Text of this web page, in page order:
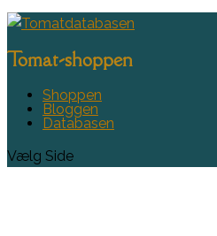
Tomat-shoppen
Shoppen
Bloggen
Databasen
Vælg Side